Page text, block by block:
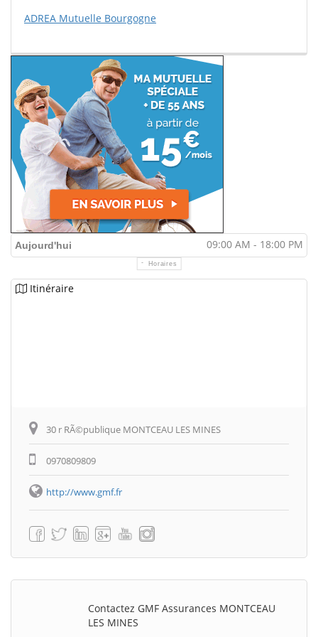
ADREA Mutuelle Bourgogne
Aujourd'hui 09:00 AM - 18:00 PM
Horaires
Itinéraire
30 r RÃ©publique MONTCEAU LES MINES
0970809809
http://www.gmf.fr
Contactez GMF Assurances MONTCEAU
LES MINES